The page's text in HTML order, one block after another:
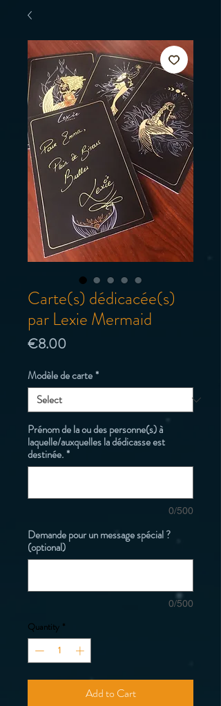
Carte(s) dédicacée(s)
par Lexie Mermaid
€8.00Price
Modèle de carte*
Prénom de la ou des personne(s) à
laquelle/auxquelles la dédicasse est
destinée.*
0/500
Demande pour un message spécial ?
(optional)
0/500
Quantity *
Add to Cart